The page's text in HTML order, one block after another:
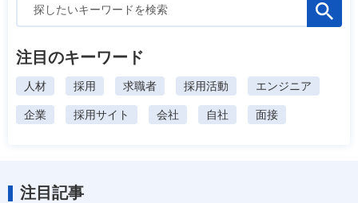
索:
注目のキーワード
人材 採用 求職者 採用活動 エンジニア
企業 採用サイト 会社 自社 面接
注目記事